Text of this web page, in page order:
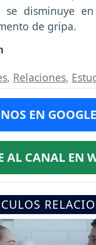
se disminuye
de gripa.
, Relaciones,
EN
AL CANAL EN